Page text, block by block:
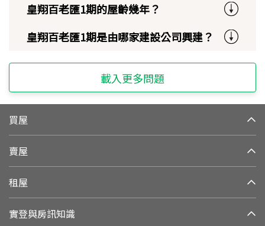
皇翔百老匯1期的屋齡幾年？
皇翔百老匯1期是由哪家建設公司興建？
載入更多問題
買屋
賣屋
租屋
實登與房訊知識